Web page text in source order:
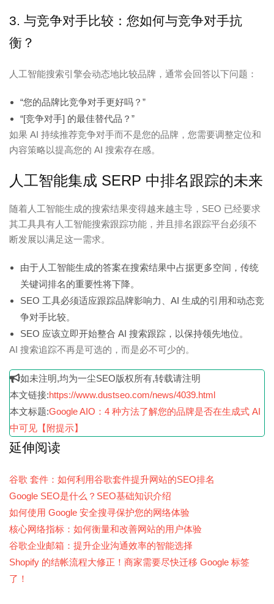
3. 与竞争对手比较：您如何与竞争对手抗
衡？
人工智能搜索引擎会动态地比较品牌，通常会回答以下问题：
“您的品牌比竞争对手更好吗？”
“[竞争对手] 的最佳替代品？”
如果 AI 持续推荐竞争对手而不是您的品牌，您需要调整定位和
内容策略以提高您的 AI 搜索存在感。
人工智能集成 SERP 中排名跟踪的未来
随着人工智能生成的搜索结果变得越来越主导，SEO 已经要求
其工具具有人工智能搜索跟踪功能，并且排名跟踪平台必须不
断发展以满足这一需求。
由于人工智能生成的答案在搜索结果中占据更多空间，传统
关键词排名的重要性将下降。
SEO 工具必须适应跟踪品牌影响力、AI 生成的引用和动态竞
争对手比较。
SEO 应该立即开始整合 AI 搜索跟踪，以保持领先地位。
AI 搜索追踪不再是可选的，而是必不可少的。
如未注明,均为一尘SEO版权所有,转载请注明
本文链接:https://www.dustseo.com/news/4039.html
本文标题:Google AIO：4 种方法了解您的品牌是否在生成式 AI
中可见【附提示】
延伸阅读
谷歌 套件：如何利用谷歌套件提升网站的SEO排名
Google SEO是什么？SEO基础知识介绍
如何使用 Google 安全搜寻保护您的网络体验
核心网络指标：如何衡量和改善网站的用户体验
谷歌企业邮箱：提升企业沟通效率的智能选择
Shopify 的结帐流程大修正！商家需要尽快迁移 Google 标签
了！